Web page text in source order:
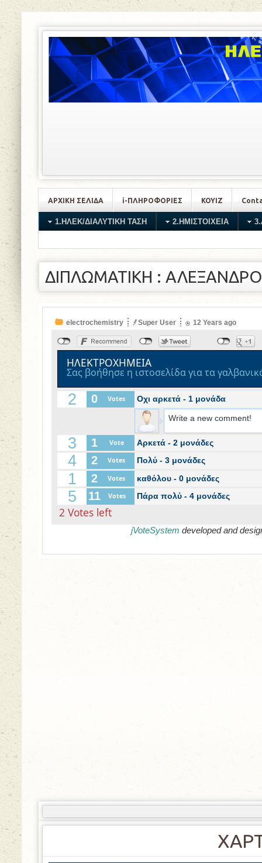
ΑΡΧΙΚΗ ΣΕΛΙΔΑ i-ΠΛΗΡΟΦΟΡΙΕΣ ΚΟΥΙΖ
1.ΗΛΕΚ/ΔΙΑΛΥΤΙΚΗ ΤΑΣΗ 2.HMIΣΤΟΙΧΕΙΑ
ΔΙΠΛΩΜΑΤΙΚΗ :
electrochemistry Super User 12 Years ago
ΗΛΕΚΤΡΟΧΗΜΕΙΑ
Σας βοήθησε η ιστοσελίδα για τα
2 0 Votes Οχι αρκετά - 1 μονάδα
3 1 Vote Αρκετά - 2 μονάδες
4 2 Votes Πολύ - 3 μονάδες
1 2 Votes καθόλου - 0 μονάδες
5 11 Votes Πάρα πολύ - 4 μονάδες
2 Votes left
jVoteSystem developed and